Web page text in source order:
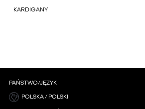
KARDIGANY
PAŃSTWO/JĘZYK
POLSKA / POLSKI